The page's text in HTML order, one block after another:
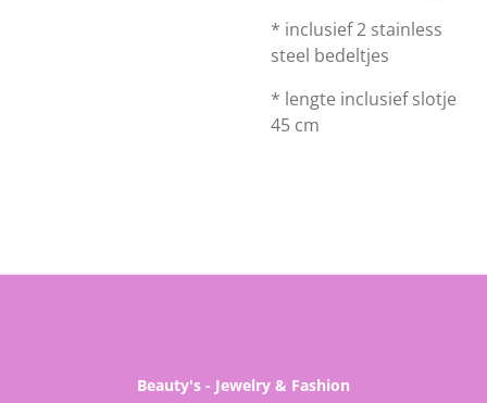
* inclusief 2 stainless
steel bedeltjes
* lengte inclusief slotje
45 cm
Beauty's - Jewelry & Fashion